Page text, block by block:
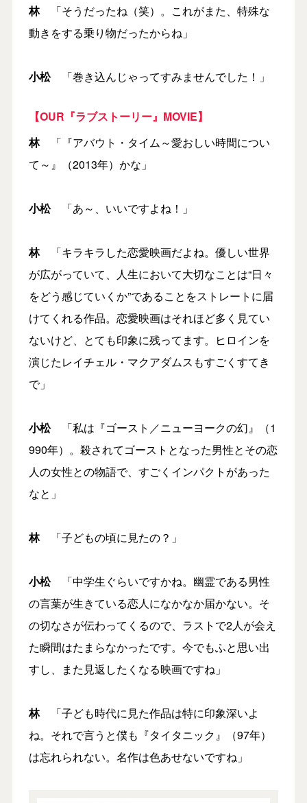
林「そうだったね（笑）。これがまた、特殊な
動きをする乗り物だったからね」
小松「巻き込んじゃってすみませんでした！」
【OUR『ラブストーリー』MOVIE】
林「『アバウト・タイム～愛おしい時間につい
て～』（2013年）かな」
小松「あ～、いいですよね！」
林「キラキラした恋愛映画だよね。優しい世界
が広がっていて、人生において大切なことは“日々
をどう感じていくか”であることをストレートに届
けてくれる作品。恋愛映画はそれほど多く見てい
ないけど、とても印象に残ってます。ヒロインを
演じたレイチェル・マクアダムスもすごくすてき
で」
小松「私は『ゴースト／ニューヨークの幻』（1
990年）。殺されてゴーストとなった男性とその恋
人の女性との物語で、すごくインパクトがあった
なと」
林「子どもの頃に見たの？」
小松「中学生ぐらいですかね。幽霊である男性
の言葉が生きている恋人になかなか届かない。そ
の切なさが伝わってくるので、ラストで2人が会え
た瞬間はたまらなかったです。今でもふと思い出
すし、また見返したくなる映画ですね」
林「子ども時代に見た作品は特に印象深いよ
ね。それで言うと僕も『タイタニック』（97年）
は忘れられない。名作は色あせないですね」